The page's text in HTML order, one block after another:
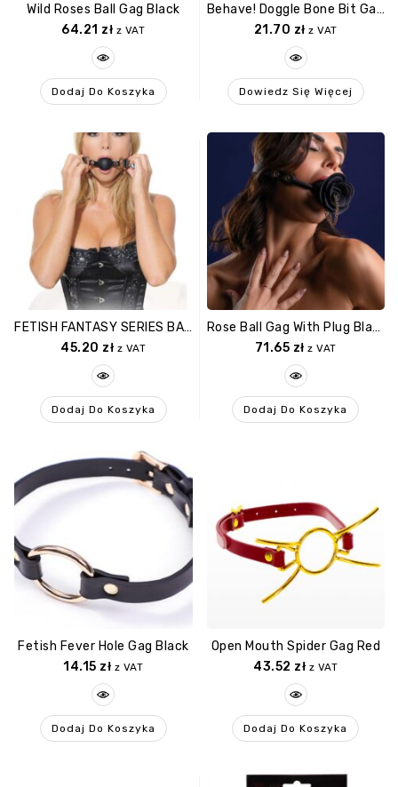
Wild Roses Ball Gag Black
64.21 zł z VAT
Dodaj Do Koszyka
Behave! Doggle Bone Bit Gag Red
21.70 zł z VAT
Dowiedz Się Więcej
FETISH FANTASY SERIES BALL GAG TRAINING SYSTEM BLACK
45.20 zł z VAT
Dodaj Do Koszyka
Rose Ball Gag With Plug Black
71.65 zł z VAT
Dodaj Do Koszyka
Fetish Fever Hole Gag Black
14.15 zł z VAT
Dodaj Do Koszyka
Open Mouth Spider Gag Red
43.52 zł z VAT
Dodaj Do Koszyka